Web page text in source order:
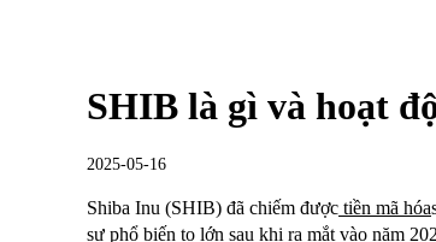
SHIB là gì và hoạt
2025-05-16
Shiba Inu (SHIB) đã chiếm được tiền mã hóa
sự phổ biến to lớn sau khi ra mắt vào năm